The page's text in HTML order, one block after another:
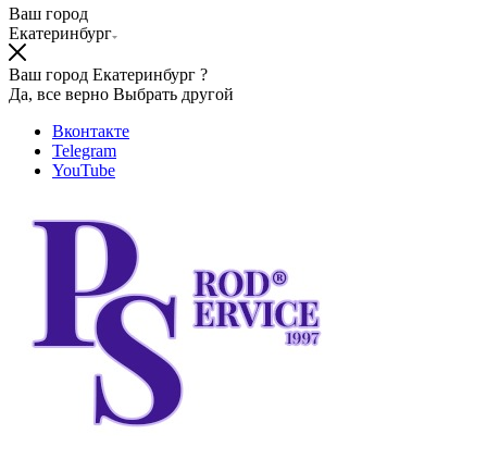
Ваш город
Екатеринбург
Ваш город Екатеринбург ?
Да, все верно Выбрать другой
Вконтакте
Telegram
YouTube